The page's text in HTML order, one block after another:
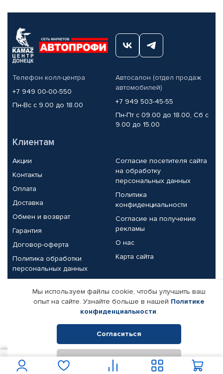
Телефон колл-центра
+7 949 00-00-550
Пн-Вс с 9.00 до 18.00
Автосалон (отдел продаж
автомобилей)
+7 949 503-45-55
Пн-Пт с 09.00 до 18.00, Сб с
9.00 до 15.00
Клиентам
Акции
Контакты
Оплата
Доставка
Обмен и возврат
Гарантия
Договор-оферта
Политика обработки
персональных данных
Согласие посетителя сайта
на обработку
персональных данных
Политика
конфиденциальности
Согласие на получение
рекламы
О нас
Карта сайта
Партнерам
Корпоративным клиентам
Поставщикам
Реквизиты компании
© КАМАЗ ЦЕНТР ДОНЕЦК, 2015-2026. Все права защищены.
Интернет-магазин автомобильных товаров Автопрофи.
Мы используем файлы cookie, чтобы улучшить ваш
опыт на сайте. Узнайте больше в нашей Политике
конфиденциальности.
Согласиться
Отклонить
В корзину